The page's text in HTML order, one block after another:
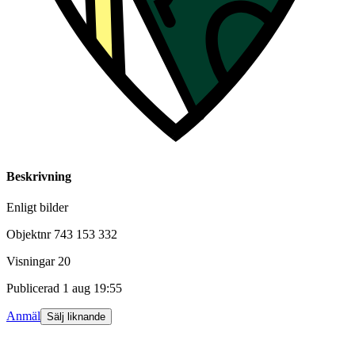
Beskrivning
Enligt bilder
Objektnr 743 153 332
Visningar 20
Publicerad 1 aug 19:55
Anmäl Sälj liknande